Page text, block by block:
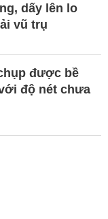
dấy lên lo
vũ trụ
được bề
độ nét chưa